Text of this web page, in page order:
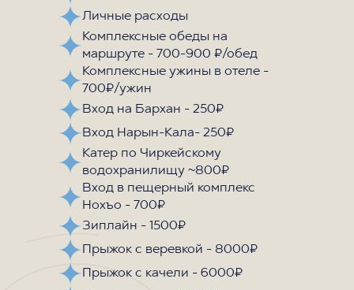
Личные расходы
Комплексные обеды на
маршруте - 700-900 ₽/обед
Комплексные ужины в отеле -
700₽/ужин
Вход на Бархан - 250₽
Вход Нарын-Кала- 250₽
Катер по Чиркейскому
водохранилищу ~800₽
Вход в пещерный комплекс
Нохъо - 700₽
Зиплайн - 1500₽
Прыжок с веревкой - 8000₽
Прыжок с качели - 6000₽